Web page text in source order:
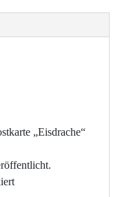
„Eisdrache“